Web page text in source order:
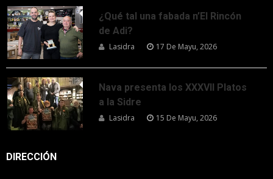
¿Qué tal una fabada n’El Rincón
de Adi?
Lasidra 17 De Mayu, 2026
Nava presenta los XXXVII Platos
a la Sidre
Lasidra 15 De Mayu, 2026
DIRECCIÓN